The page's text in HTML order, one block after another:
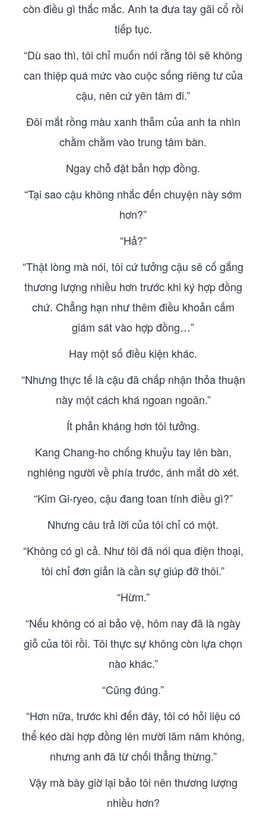
còn điều gì thắc mắc. Anh ta đưa tay gãi cổ rồi
tiếp tục.
“Dù sao thì, tôi chỉ muốn nói rằng tôi sẽ không
can thiệp quá mức vào cuộc sống riêng tư của
cậu, nên cứ yên tâm đi.”
Đôi mắt rồng màu xanh thẫm của anh ta nhìn
chằm chằm vào trung tâm bàn.
Ngay chỗ đặt bản hợp đồng.
“Tại sao cậu không nhắc đến chuyện này sớm
hơn?”
“Hả?”
“Thật lòng mà nói, tôi cứ tưởng cậu sẽ cố gắng
thương lượng nhiều hơn trước khi ký hợp đồng
chứ. Chẳng hạn như thêm điều khoản cấm
giám sát vào hợp đồng…”
Hay một số điều kiện khác.
“Nhưng thực tế là cậu đã chấp nhận thỏa thuận
này một cách khá ngoan ngoãn.”
Ít phản kháng hơn tôi tưởng.
Kang Chang-ho chống khuỷu tay lên bàn,
nghiêng người về phía trước, ánh mắt dò xét.
“Kim Gi-ryeo, cậu đang toan tính điều gì?”
Nhưng câu trả lời của tôi chỉ có một.
“Không có gì cả. Như tôi đã nói qua điện thoại,
tôi chỉ đơn giản là cần sự giúp đỡ thôi.”
“Hừm.”
“Nếu không có ai bảo vệ, hôm nay đã là ngày
giỗ của tôi rồi. Tôi thực sự không còn lựa chọn
nào khác.”
“Cũng đúng.”
“Hơn nữa, trước khi đến đây, tôi có hỏi liệu có
thể kéo dài hợp đồng lên mười lăm năm không,
nhưng anh đã từ chối thẳng thừng.”
Vậy mà bây giờ lại bảo tôi nên thương lượng
nhiều hơn?